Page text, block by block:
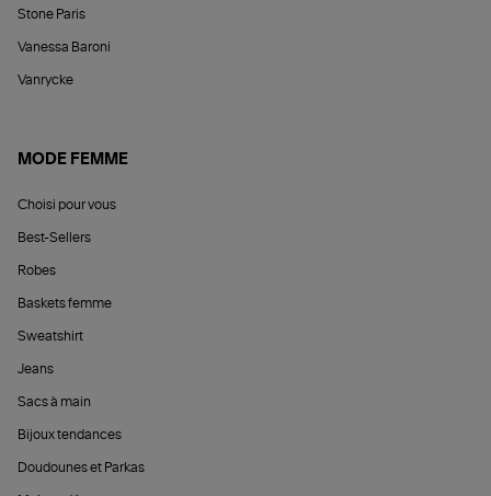
Stone Paris
Vanessa Baroni
Vanrycke
MODE FEMME
Choisi pour vous
Best-Sellers
Robes
Baskets femme
Sweatshirt
Jeans
Sacs à main
Bijoux tendances
Doudounes et Parkas